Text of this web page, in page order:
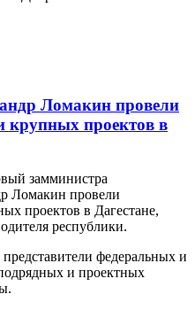
Ломакин провели
крупных проектов в
замминистра
Ломакин провели
проектов в Дагестане,
республики.
федеральных и
и проектных